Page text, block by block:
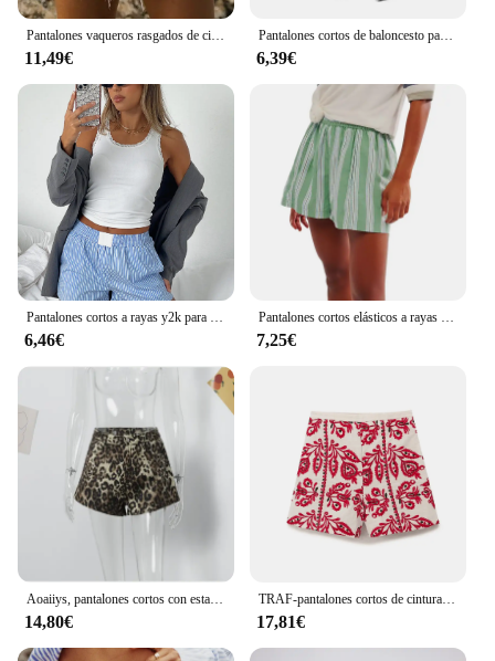
11,49€
Pantalones cortos de baloncesto para hombre, Shorts deportivos informales de malla para Fitness, transpirables, cinco puntos, ropa para correr, Y2k, Verano
6,39€
6,46€ 7,25€
14,80€
TRAF-pantalones cortos de cintura alta para mujer, Shorts informales bordados, a la moda, para verano, 2024
17,81€